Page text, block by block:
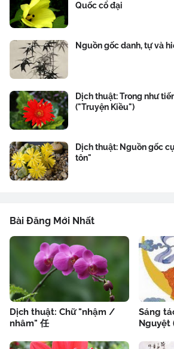
Quốc cổ đại
Nguồn gốc danh, tự và
Dịch thuật: Trong như
("Truyện Kiều")
Dịch thuật: Nguồn gốc
tôn"
Bài Đăng Mới Nhất
Dịch thuật: Chữ "nhậm /
nhâm" 任
Sáng
Nguyệt